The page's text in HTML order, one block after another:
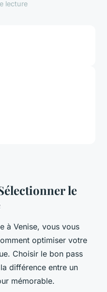
lecture
le
à Venise, vous vous
optimiser votre
Choisir le bon pass
différence entre un
mémorable.